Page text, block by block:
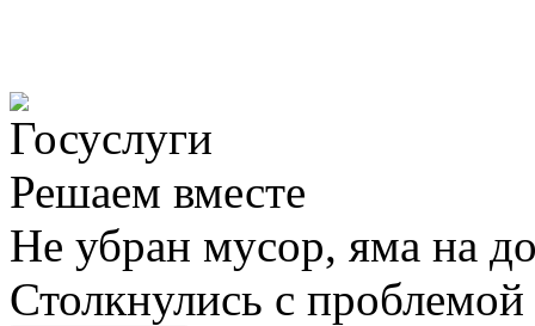
Решаем вместе
Не убран мусор, яма на
Столкнулись с